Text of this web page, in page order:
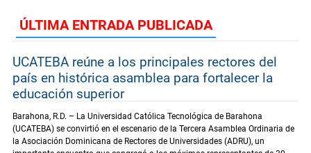
ÚLTIMA ENTRADA PUBLICADA
UCATEBA reúne a los principales rectores del
país en histórica asamblea para fortalecer la
educación superior
Barahona, R.D. – La Universidad Católica Tecnológica de Barahona
(UCATEBA) se convirtió en el escenario de la Tercera Asamblea Ordinaria de
la Asociación Dominicana de Rectores de Universidades (ADRU), un